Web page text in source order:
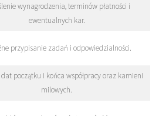
wynagrodzenia, terminów płatności i
ewentualnych kar.
przypisanie zadań i odpowiedzialności.
początku i końca współpracy oraz kamieni
milowych.